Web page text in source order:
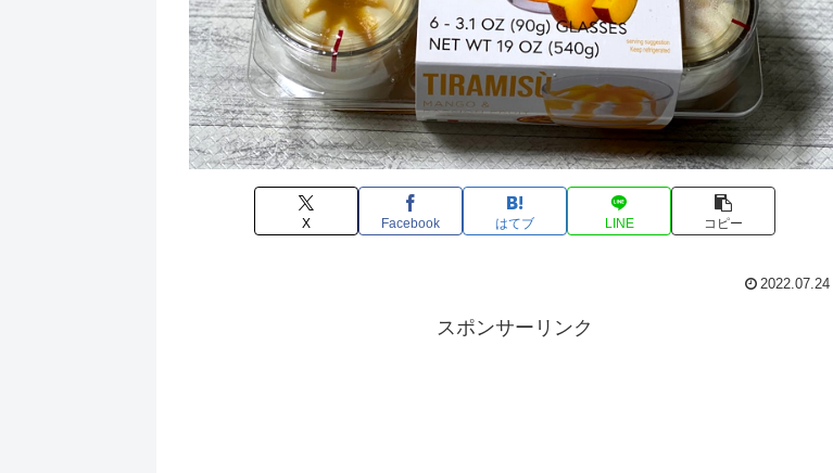
X Facebook はてブ LINE コピー
2022.07.24
スポンサーリンク